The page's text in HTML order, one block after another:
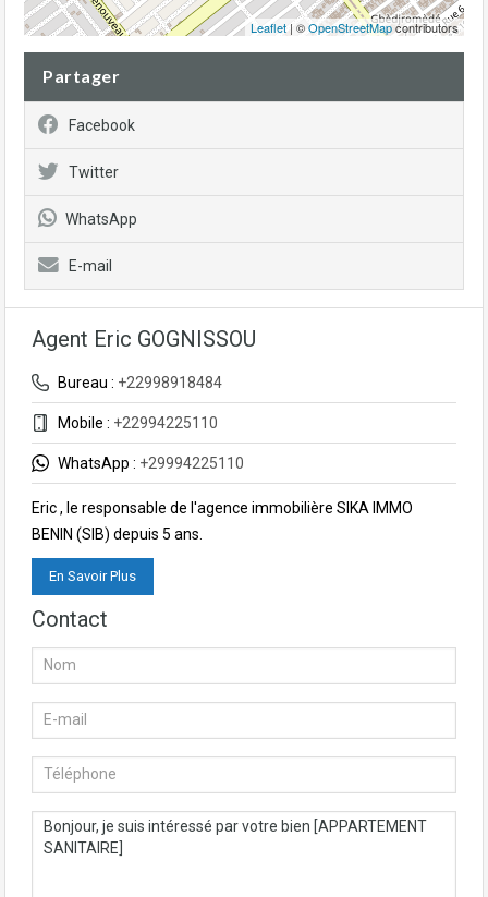
Leaflet | ©OpenStreetMapcontributors
Partager
Facebook
Twitter
WhatsApp
E-mail
Agent Eric GOGNISSOU
Bureau : +22998918484
Mobile : +22994225110
WhatsApp : +29994225110
Eric , le responsable de l'agence immobilière SIKA IMMO
BENIN (SIB) depuis 5 ans.
En Savoir Plus
Contact